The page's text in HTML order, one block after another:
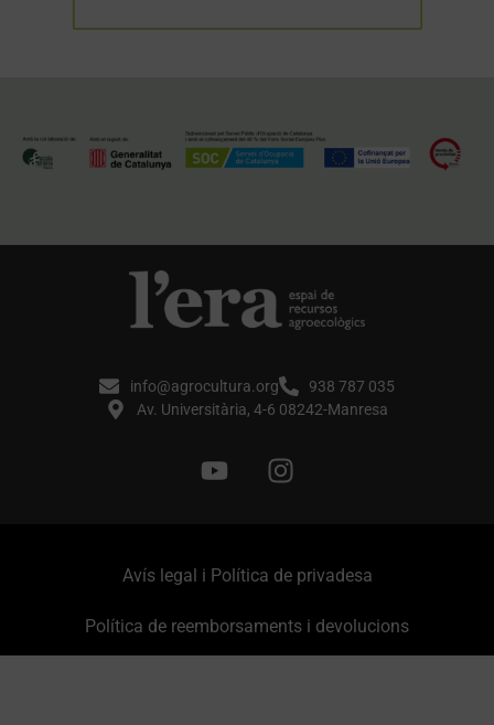
info@agrocultura.org
938 787 035
Av. Universitària, 4-6 08242-Manresa
Avís legal i Política de privadesa
Política de reemborsaments i devolucions